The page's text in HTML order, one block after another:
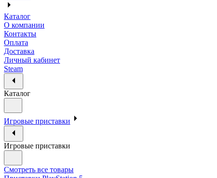
Каталог
О компании
Контакты
Оплата
Доставка
Личный кабинет
Steam
Каталог
Игровые приставки
Игровые приставки
Смотреть все товары